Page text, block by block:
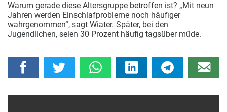
Warum gerade diese Altersgruppe betroffen ist? „Mit neun
Jahren werden Einschlafprobleme noch häufiger
wahrgenommen“, sagt Wiater. Später, bei den
Jugendlichen, seien 30 Prozent häufig tagsüber müde.